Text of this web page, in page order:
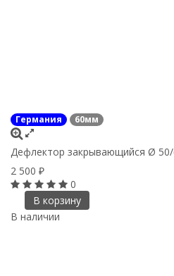
Германия 60мм
Дефлектор закрывающийся Ø
2 500 ₽
0
В корзину
В наличии